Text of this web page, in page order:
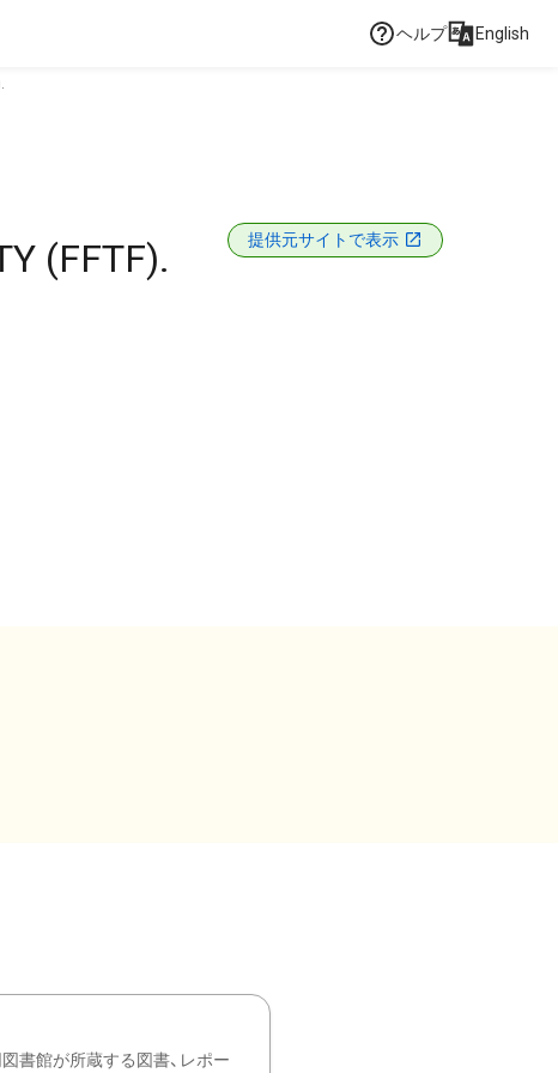
ヘルプ English
(FFTF).
提供元サイトで表示
書館が所蔵する図書、レポー